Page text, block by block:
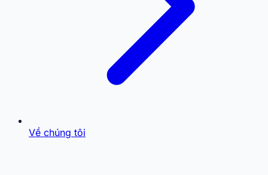
Về chúng tôi